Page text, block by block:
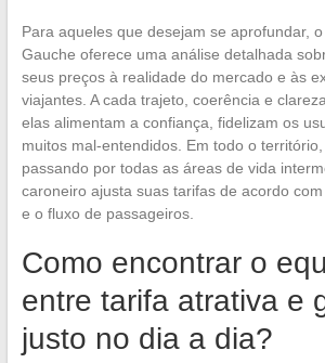
Para aqueles que desejam se aprofundar,
Gauche oferece uma análise detalhada
seus preços à realidade do mercado e às
viajantes. A cada trajeto, coerência e
elas alimentam a confiança, fidelizam os
muitos mal-entendidos. Em todo o
passando por todas as áreas de vida
caroneiro ajusta suas tarifas de acordo
e o fluxo de passageiros.
Como encontrar o
entre tarifa atrativa e
justo no dia a dia?